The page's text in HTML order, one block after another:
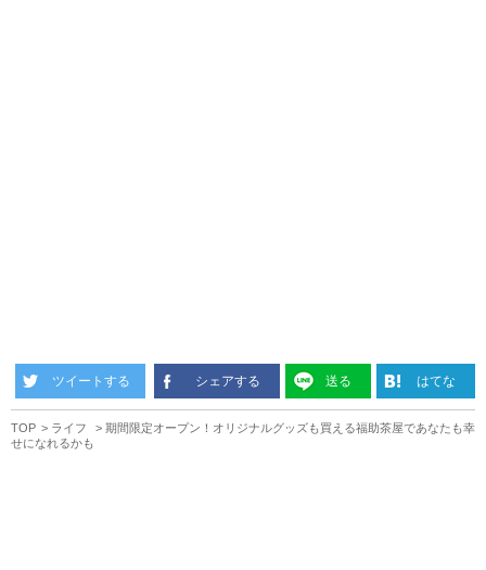
ツイートする シェアする 送る はてな
TOP ライフ
期間限定オープン！オリジナルグッズも買える福助茶屋であなたも幸
せになれるかも